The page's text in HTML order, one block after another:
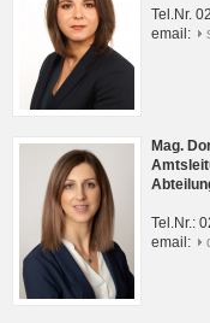
Tel.Nr.
email:
Mag.
Tel.Nr.:
email: